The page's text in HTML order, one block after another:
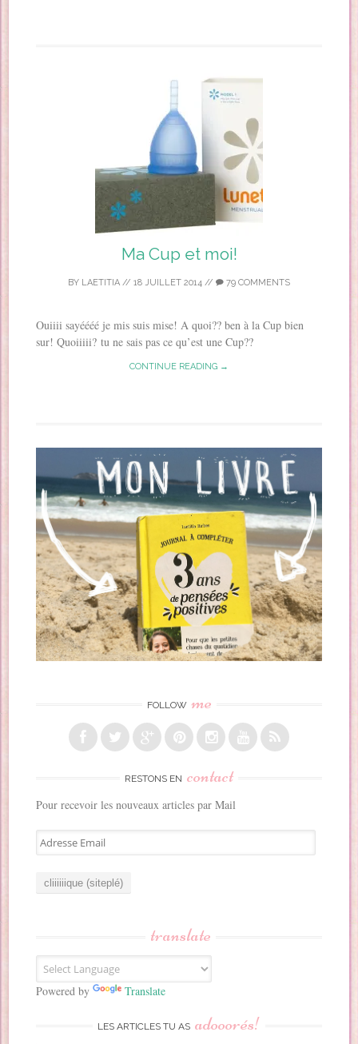
Ma Cup et moi!
BY LAETITIA // 18 JUILLET 2014 // 79 COMMENTS
Ouiiii sayéééé je mis suis mise! A quoi?? ben à la Cup bien
sur! Quoiiiii? tu ne sais pas ce qu’est une Cup??
CONTINUE READING →
FOLLOW me
RESTONS EN contact
Pour recevoir les nouveaux articles par Mail
A
d
E
m
a
translate
Powered by Translate
LES ARTICLES TU AS adooorés!